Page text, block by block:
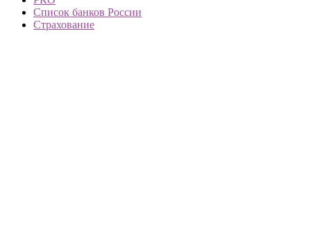
Список банков России
Страхование